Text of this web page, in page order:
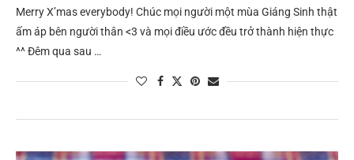
Merry X’mas everybody! Chúc mọi người một mùa Giáng Sinh thật
ấm áp bên người thân <3 và mọi điều ước đều trở thành hiện thực
^^ Đêm qua sau …